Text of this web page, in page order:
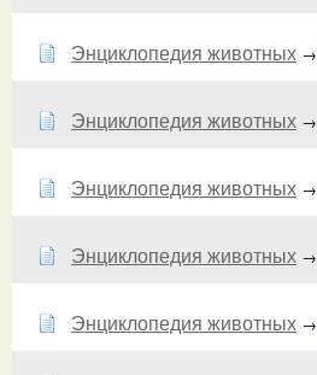
Энциклопедия животных →
Энциклопедия животных →
Энциклопедия животных →
Энциклопедия животных →
Энциклопедия животных →